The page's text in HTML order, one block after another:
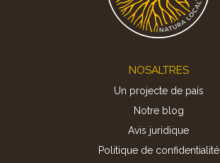
NOSALTRES
Un projecte de país
Notre blog
Avis juridique
Politique de confidentialité